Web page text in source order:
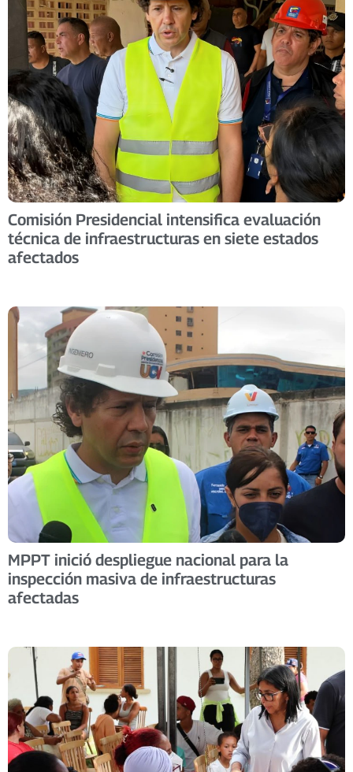
Comisión Presidencial intensifica evaluación
técnica de infraestructuras en siete estados
afectados
​MPPT inició despliegue nacional para la
inspección masiva de infraestructuras
afectadas ​